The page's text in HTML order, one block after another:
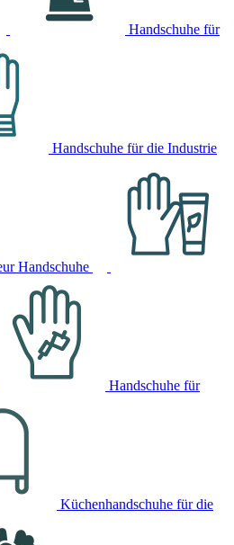
Handschuhe für
Handschuhe für die Industrie
Handschuhe
Handschuhe für
Küchenhandschuhe für die